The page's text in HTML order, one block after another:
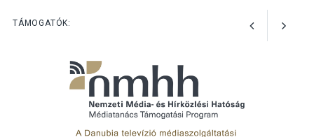
TÁMOGATÓK: